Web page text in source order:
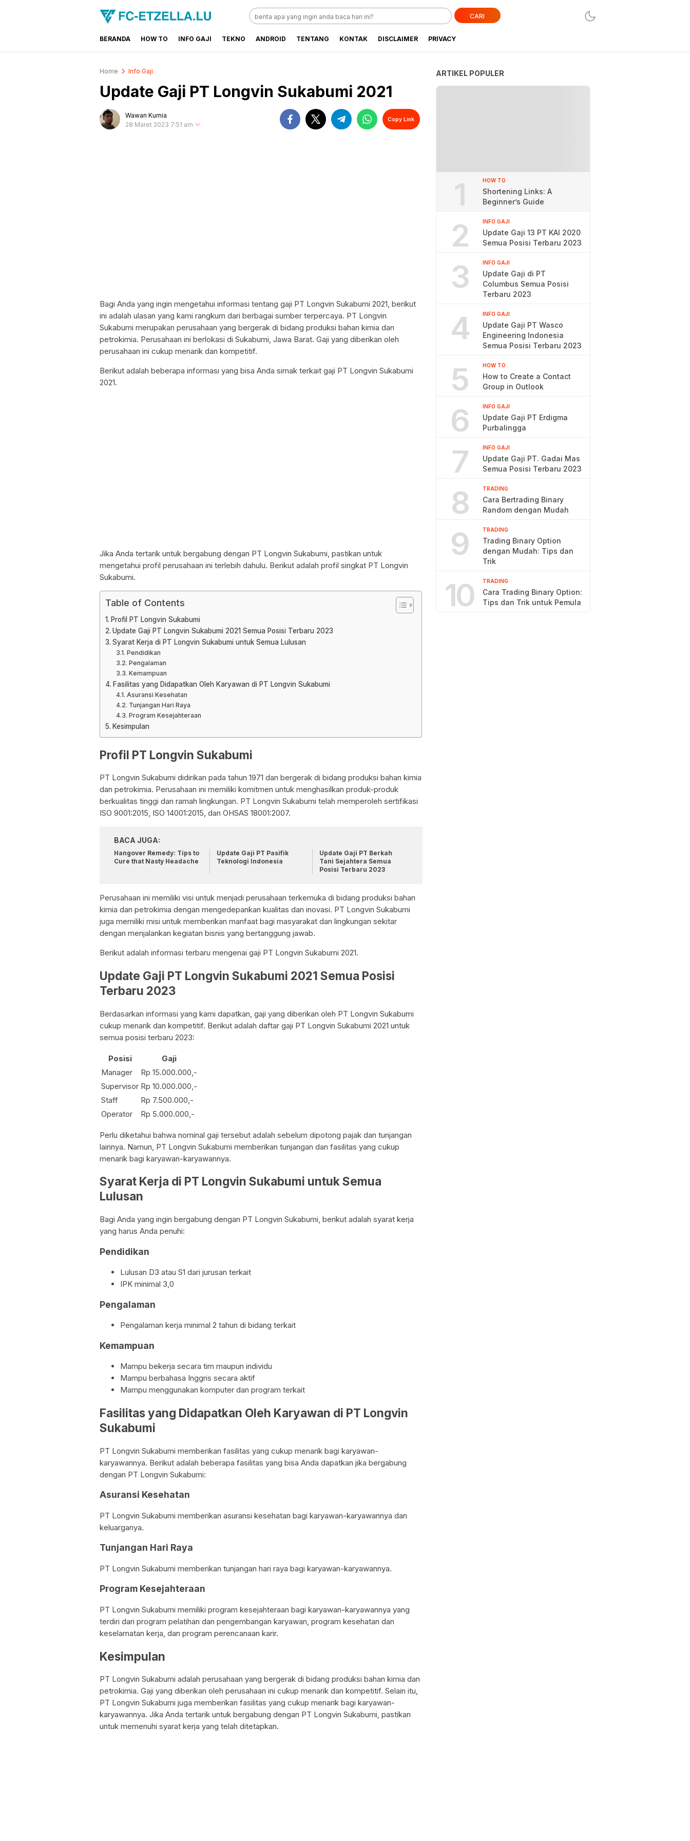
FC-ETZELLA.LU
Share & Learn The World
CARI
BERANDA HOW TO INFO GAJI TEKNO ANDROID TENTANG KONTAK DISCLAIMER PRIVACY
Home Info Gaji
Update Gaji PT Longvin Sukabumi 2021
Wawan Kurnia
28 Maret 2023 7:51 am
Copy Link
Bagi Anda yang ingin mengetahui informasi tentang gaji PT Longvin Sukabumi 2021, berikut
ini adalah ulasan yang kami rangkum dari berbagai sumber terpercaya. PT Longvin
Sukabumi merupakan perusahaan yang bergerak di bidang produksi bahan kimia dan
petrokimia. Perusahaan ini berlokasi di Sukabumi, Jawa Barat. Gaji yang diberikan oleh
perusahaan ini cukup menarik dan kompetitif.
Berikut adalah beberapa informasi yang bisa Anda simak terkait gaji PT Longvin Sukabumi
2021.
Jika Anda tertarik untuk bergabung dengan PT Longvin Sukabumi, pastikan untuk
mengetahui profil perusahaan ini terlebih dahulu. Berikut adalah profil singkat PT Longvin
Sukabumi.
Table of Contents
Profil PT Longvin Sukabumi
Update Gaji PT Longvin Sukabumi 2021 Semua Posisi Terbaru 2023
Syarat Kerja di PT Longvin Sukabumi untuk Semua Lulusan
Pendidikan
Pengalaman
Kemampuan
Fasilitas yang Didapatkan Oleh Karyawan di PT Longvin Sukabumi
Asuransi Kesehatan
Tunjangan Hari Raya
Program Kesejahteraan
Kesimpulan
Profil PT Longvin Sukabumi
PT Longvin Sukabumi didirikan pada tahun 1971 dan bergerak di bidang produksi bahan kimia
dan petrokimia. Perusahaan ini memiliki komitmen untuk menghasilkan produk-produk
berkualitas tinggi dan ramah lingkungan. PT Longvin Sukabumi telah memperoleh sertifikasi
ISO 9001:2015, ISO 14001:2015, dan OHSAS 18001:2007.
BACA JUGA:
Hangover Remedy: Tips to
Cure that Nasty Headache
Update Gaji PT Pasifik
Teknologi Indonesia
Update Gaji PT Berkah
Tani Sejahtera Semua
Posisi Terbaru 2023
Perusahaan ini memiliki visi untuk menjadi perusahaan terkemuka di bidang produksi bahan
kimia dan petrokimia dengan mengedepankan kualitas dan inovasi. PT Longvin Sukabumi
juga memiliki misi untuk memberikan manfaat bagi masyarakat dan lingkungan sekitar
dengan menjalankan kegiatan bisnis yang bertanggung jawab.
Berikut adalah informasi terbaru mengenai gaji PT Longvin Sukabumi 2021.
Update Gaji PT Longvin Sukabumi 2021 Semua Posisi
Terbaru 2023
Berdasarkan informasi yang kami dapatkan, gaji yang diberikan oleh PT Longvin Sukabumi
cukup menarik dan kompetitif. Berikut adalah daftar gaji PT Longvin Sukabumi 2021 untuk
semua posisi terbaru 2023:
Posisi
Gaji
Manager
Rp 15.000.000,-
Supervisor Rp 10.000.000,-
Staff
Rp 7.500.000,-
Operator
Rp 5.000.000,-
Perlu diketahui bahwa nominal gaji tersebut adalah sebelum dipotong pajak dan tunjangan
lainnya. Namun, PT Longvin Sukabumi memberikan tunjangan dan fasilitas yang cukup
menarik bagi karyawan-karyawannya.
Syarat Kerja di PT Longvin Sukabumi untuk Semua
Lulusan
Bagi Anda yang ingin bergabung dengan PT Longvin Sukabumi, berikut adalah syarat kerja
yang harus Anda penuhi:
Pendidikan
Lulusan D3 atau S1 dari jurusan terkait
IPK minimal 3,0
Pengalaman
Pengalaman kerja minimal 2 tahun di bidang terkait
Kemampuan
Mampu bekerja secara tim maupun individu
Mampu berbahasa Inggris secara aktif
Mampu menggunakan komputer dan program terkait
Fasilitas yang Didapatkan Oleh Karyawan di PT Longvin
Sukabumi
PT Longvin Sukabumi memberikan fasilitas yang cukup menarik bagi karyawan-
karyawannya. Berikut adalah beberapa fasilitas yang bisa Anda dapatkan jika bergabung
dengan PT Longvin Sukabumi:
Asuransi Kesehatan
PT Longvin Sukabumi memberikan asuransi kesehatan bagi karyawan-karyawannya dan
keluarganya.
Tunjangan Hari Raya
PT Longvin Sukabumi memberikan tunjangan hari raya bagi karyawan-karyawannya.
Program Kesejahteraan
PT Longvin Sukabumi memiliki program kesejahteraan bagi karyawan-karyawannya yang
terdiri dari program pelatihan dan pengembangan karyawan, program kesehatan dan
keselamatan kerja, dan program perencanaan karir.
Kesimpulan
PT Longvin Sukabumi adalah perusahaan yang bergerak di bidang produksi bahan kimia dan
petrokimia. Gaji yang diberikan oleh perusahaan ini cukup menarik dan kompetitif. Selain itu,
PT Longvin Sukabumi juga memberikan fasilitas yang cukup menarik bagi karyawan-
karyawannya. Jika Anda tertarik untuk bergabung dengan PT Longvin Sukabumi, pastikan
untuk memenuhi syarat kerja yang telah ditetapkan.
ARTIKEL POPULER
1 HOW TO
Shortening Links: A
Beginner’s Guide
2 INFO GAJI
Update Gaji 13 PT KAI 2020
Semua Posisi Terbaru 2023
3 INFO GAJI
Update Gaji di PT
Columbus Semua Posisi
Terbaru 2023
4 INFO GAJI
Update Gaji PT Wasco
Engineering Indonesia
Semua Posisi Terbaru 2023
5 HOW TO
How to Create a Contact
Group in Outlook
6 INFO GAJI
Update Gaji PT Erdigma
Purbalingga
7 INFO GAJI
Update Gaji PT. Gadai Mas
Semua Posisi Terbaru 2023
8 TRADING
Cara Bertrading Binary
Random dengan Mudah
9 TRADING
Trading Binary Option
dengan Mudah: Tips dan
Trik
10 TRADING
Cara Trading Binary Option:
Tips dan Trik untuk Pemula